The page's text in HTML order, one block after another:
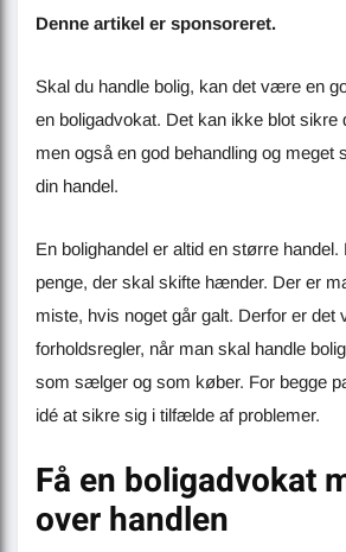
Denne artikel er sponsoreret.
Skal du handle bolig, kan det være en
en boligadvokat. Det kan ikke blot sikre
men også en god behandling og meget
din handel.
En bolighandel er altid en større
penge, der skal skifte hænder. Der er
miste, hvis noget går galt. Derfor er det
forholdsregler, når man skal handle
som sælger og som køber. For begge
idé at sikre sig i tilfælde af problemer.
Få en boligadvokat
over handlen